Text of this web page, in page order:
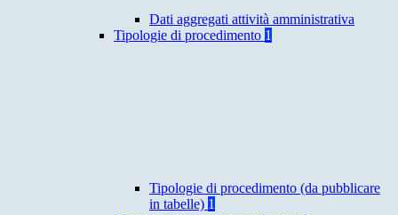
Dati aggregati attività amministrativa
Tipologie di procedimento 1
Tipologie di procedimento (da pubblicare
in tabelle) 1